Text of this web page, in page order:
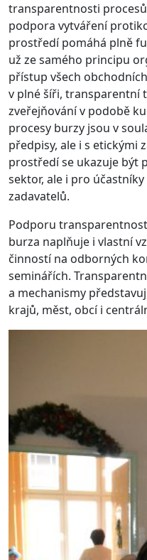
transparentnosti
podpora vytváření
prostředí pomáhá plně
už ze samého principu
přístup všech
v plné šíři, transparentní
zveřejňování v podobě
procesy burzy jsou v
předpisy, ale i s etickými
prostředí se ukazuje být
sektor, ale i pro
zadavatelů.
Podporu
burza naplňuje i vlastní
činností na odborných
seminářích.
a mechanismy
krajů, měst, obcí i